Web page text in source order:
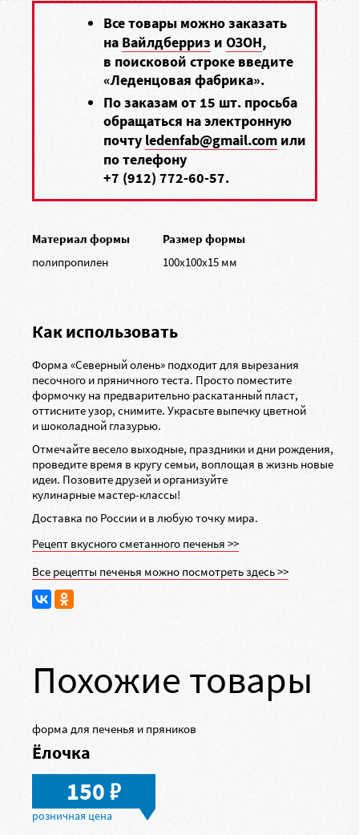
Все товары можно заказать
на Вайлдберриз иОЗОН,
в поисковой строке введите
«Леденцовая фабрика».
По заказам от 15 шт. просьба
обращаться на электронную
почту ledenfab@gmail.com или
по телефону
+7 (912) 772-60-57.
Материал формы
полипропилен
Размер формы
100х100х15 мм
Как использовать
Форма «Северный олень» подходит для вырезания
песочного и пряничного теста. Просто поместите
формочку на предварительно раскатанный пласт,
оттисните узор, снимите. Украсьте выпечку цветной
и шоколадной глазурью.
Отмечайте весело выходные, праздники и дни рождения,
проведите время в кругу семьи, воплощая в жизнь новые
идеи. Позовите друзей и организуйте
кулинарные мастер-классы!
Доставка по России и в любую точку мира.
Рецепт вкусного сметанного печенья >>
Все рецепты печенья можно посмотреть здесь >>
Похожие товары
форма для печенья и пряников
Ёлочка
150в